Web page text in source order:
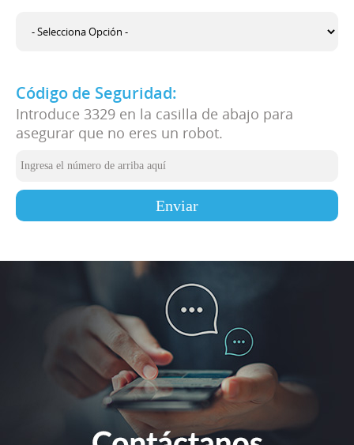
Código de Seguridad:
Introduce 3329 en la casilla de abajo para
asegurar que no eres un robot.